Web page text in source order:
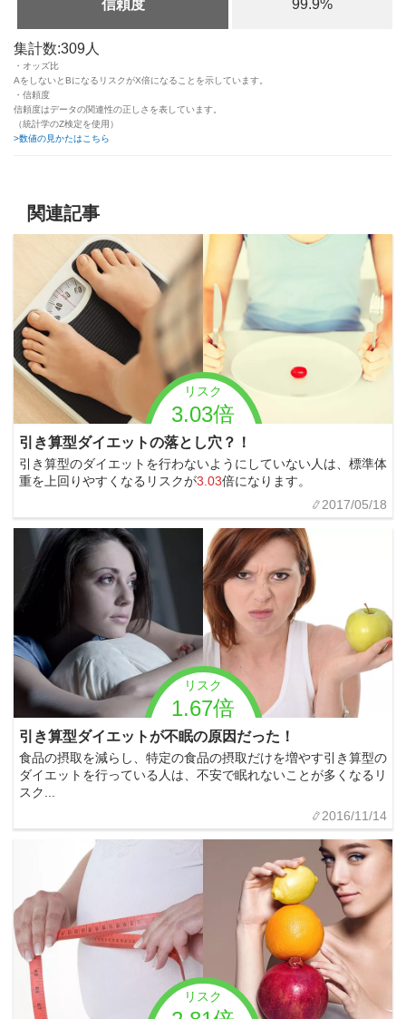
信頼度 99.9%
集計数:309人
・オッズ比
AをしないとBになるリスクがX倍になることを示しています。
・信頼度
信頼度はデータの関連性の正しさを表しています。
（統計学のZ検定を使用）
>数値の見かたはこちら
関連記事
リスク
3.03倍
引き算型ダイエットの落とし穴？！
引き算型のダイエットを行わないようにしていない人は、標準体
重を上回りやすくなるリスクが3.03倍になります。
2017/05/18
リスク
1.67倍
引き算型ダイエットが不眠の原因だった！
食品の摂取を減らし、特定の食品の摂取だけを増やす引き算型の
ダイエットを行っている人は、不安で眠れないことが多くなるリ
スク...
2016/11/14
リスク